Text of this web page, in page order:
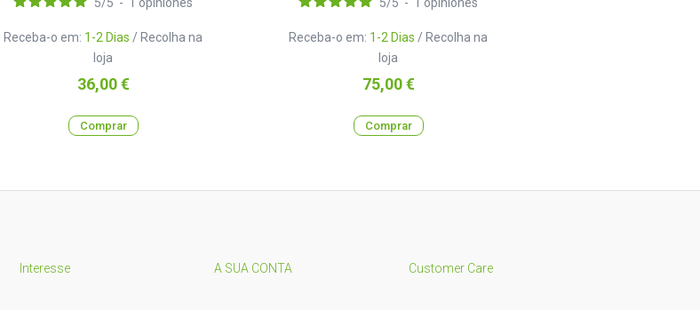
Receba-o em: 1-2 Dias / Recolha na
loja
Preço
36,00 €
Comprar
Receba-o em: 1-2 Dias / Recolha na
loja
Preço
75,00 €
Comprar
Interesse A SUA CONTA Customer Care